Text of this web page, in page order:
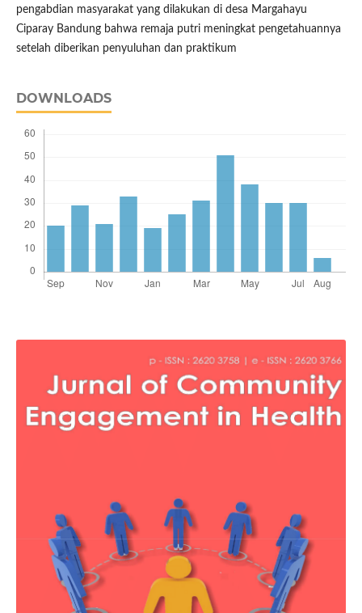
pengabdian masyarakat yang dilakukan di desa Margahayu
Ciparay Bandung bahwa remaja putri meningkat pengetahuannya
setelah diberikan penyuluhan dan praktikum
DOWNLOADS